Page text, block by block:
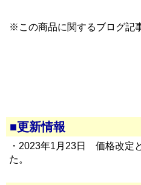
※この商品に関するブログ記
■更新情報
・2023年1月23日 価格改定
た。